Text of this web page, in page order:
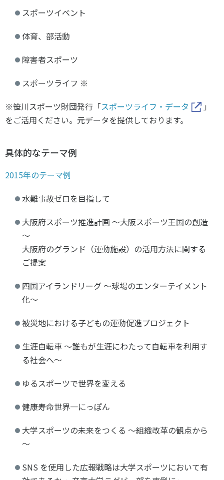
スポーツイベント
体育、部活動
障害者スポーツ
スポーツライフ ※
※笹川スポーツ財団発行「スポーツライフ・データ
」
をご活用ください。元データを提供しております。
具体的なテーマ例
2015年のテーマ例
水難事故ゼロを目指して
大阪府スポーツ推進計画 ～大阪スポーツ王国の創造
～
大阪府のグランド（運動施設）の活用方法に関する
ご提案
四国アイランドリーグ ～球場のエンターテイメント
化～
被災地における子どもの運動促進プロジェクト
生涯自転車 ～誰もが生涯にわたって自転車を利用す
る社会へ～
ゆるスポーツで世界を変える
健康寿命世界一にっぽん
大学スポーツの未来をつくる ～組織改革の観点から
～
SNS を使用した広報戦略は大学スポーツにおいて有